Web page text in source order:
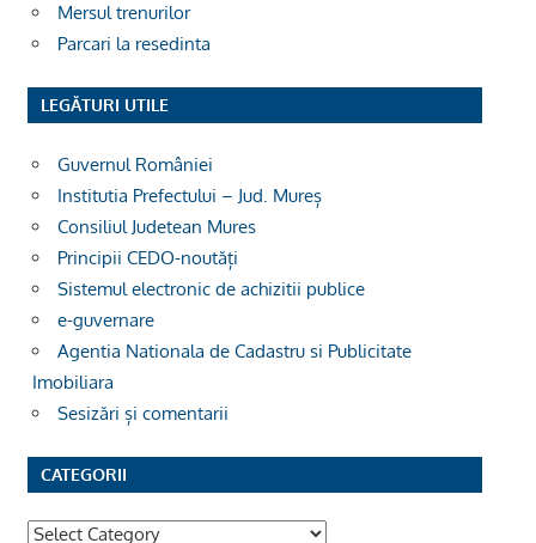
Mersul trenurilor
Parcari la resedinta
LEGĂTURI UTILE
Guvernul României
Institutia Prefectului – Jud. Mureș
Consiliul Judetean Mures
Principii CEDO-noutăți
Sistemul electronic de achizitii publice
e-guvernare
Agentia Nationala de Cadastru si Publicitate
Imobiliara
Sesizări și comentarii
CATEGORII
Categorii